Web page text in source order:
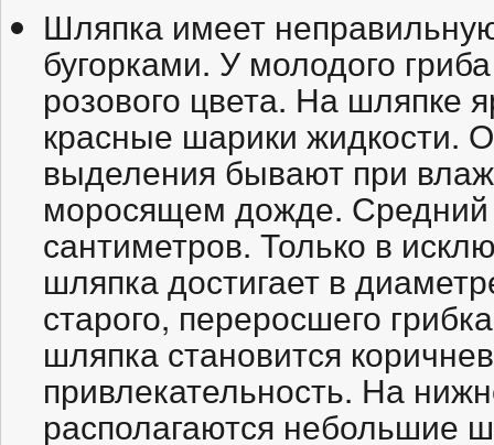
Шляпка имеет
бугорками. У молодого
розового цвета. На шляпке
красные шарики жидкости.
выделения бывают при
моросящем дожде.
сантиметров. Только в
шляпка достигает в
старого, переросшего
шляпка становится
привлекательность. На
располагаются небольшие